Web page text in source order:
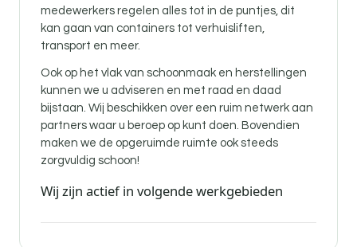
medewerkers regelen alles tot in de puntjes, dit
kan gaan van containers tot verhuisliften,
transport en meer.
Ook op het vlak van schoonmaak en herstellingen
kunnen we u adviseren en met raad en daad
bijstaan. Wij beschikken over een ruim netwerk aan
partners waar u beroep op kunt doen. Bovendien
maken we de opgeruimde ruimte ook steeds
zorgvuldig schoon!
Wij zijn actief in volgende werkgebieden